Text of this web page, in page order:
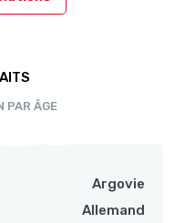
PAR ÂGE
Argovie
Allemand